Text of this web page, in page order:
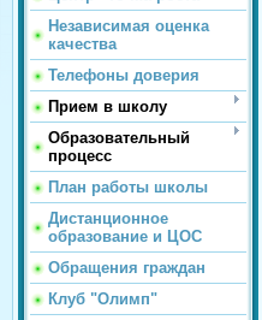
Независимая оценка
качества
Телефоны доверия
Прием в школу
Образовательный
процесс
План работы школы
Дистанционное
образование и ЦОС
Обращения граждан
Клуб "Олимп"